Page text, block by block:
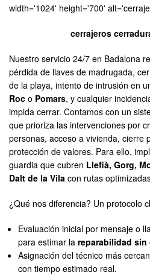
width='1024' height='700'
cerrajeros
Nuestro servicio 24/7 en Badalona
pérdida de llaves de madrugada,
de la playa, intento de intrusión en
Roc o Pomars, y cualquier
impida cerrar. Contamos con un
que prioriza las intervenciones por
personas, acceso a vivienda, cierre
protección de valores. Para ello,
guardia que cubren Llefià, Gorg,
Dalt de la Vila con rutas
¿Qué nos diferencia? Un protocolo
Evaluación inicial por mensaje o
para estimar lareparabilidad sin
Asignación del técnico más
con tiempo estimado real.